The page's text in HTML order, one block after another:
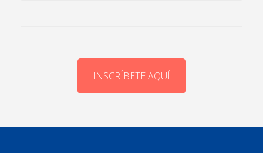
INSCRÍBETE AQUÍ